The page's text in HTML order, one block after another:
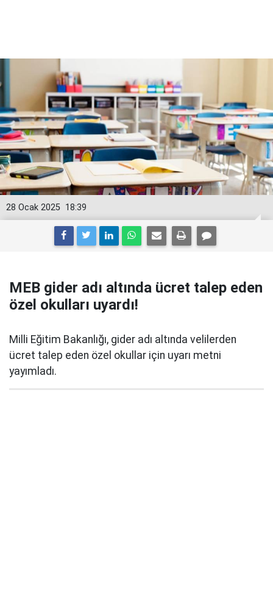
18:39
28 Ocak 2025
MEB gider adı altında ücret talep eden
özel okulları uyardı!
Milli Eğitim Bakanlığı, gider adı altında velilerden
ücret talep eden özel okullar için uyarı metni
yayımladı.